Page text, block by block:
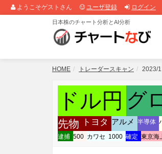
ようこそゲストさん ユーザ登録 ログイン
日本株のチャート分析とAI分析
HOME トレーダースキャン 2023/
ドル円 グ
先物 トヨタ アルメ 半導体
逮捕 500 カワセ 1000 確定 東京海